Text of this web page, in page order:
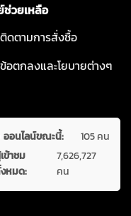
วยเหลือ
ติดตามการสั่งซื้อ
ข้อตกลงและโยบายต่างๆ
ออนไลน์ขณะนี้:
105 คน
ข้าชม
หมด:
7,626,727
คน